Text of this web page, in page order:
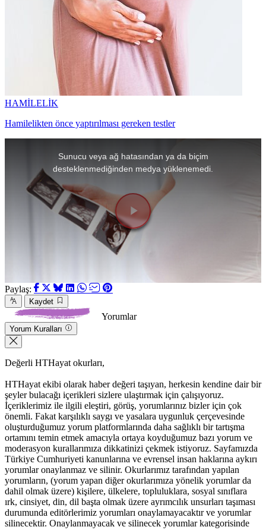
HAMİLELİK
Hamilelikten önce yaptırılması gereken testler
Videoyu
Sunucu veya ağ hatasından ya da biçim
desteklenmediğinden medya yüklenemedi.
Paylaş:
Kaydet
Yorumlar
Yorum Kuralları
Değerli HTHayat okurları,
HTHayat ekibi olarak haber değeri taşıyan, herkesin kendine dair bir
şeyler bulacağı içerikleri sizlere ulaştırmak için çalışıyoruz.
İçeriklerimiz ile ilgili eleştiri, görüş, yorumlarınız bizler için çok
önemli. Fakat karşılıklı saygı ve yasalara uygunluk çerçevesinde
oluşturduğumuz yorum platformlarında daha sağlıklı bir tartışma
ortamını temin etmek amacıyla ortaya koyduğumuz bazı yorum ve
moderasyon kurallarımıza dikkatinizi çekmek istiyoruz. Sayfamızda
Türkiye Cumhuriyeti kanunlarına ve evrensel insan haklarına aykırı
yorumlar onaylanmaz ve silinir. Okurlarımız tarafından yapılan
yorumların, (yorum yapan diğer okurlarımıza yönelik yorumlar da
dahil olmak üzere) kişilere, ülkelere, topluluklara, sosyal sınıflara
ırk, cinsiyet, din, dil başta olmak üzere ayrımcılık unsurları taşıması
durumunda editörlerimiz yorumları onaylamayacaktır ve yorumlar
silinecektir. Onaylanmayacak ve silinecek yorumlar kategorisinde